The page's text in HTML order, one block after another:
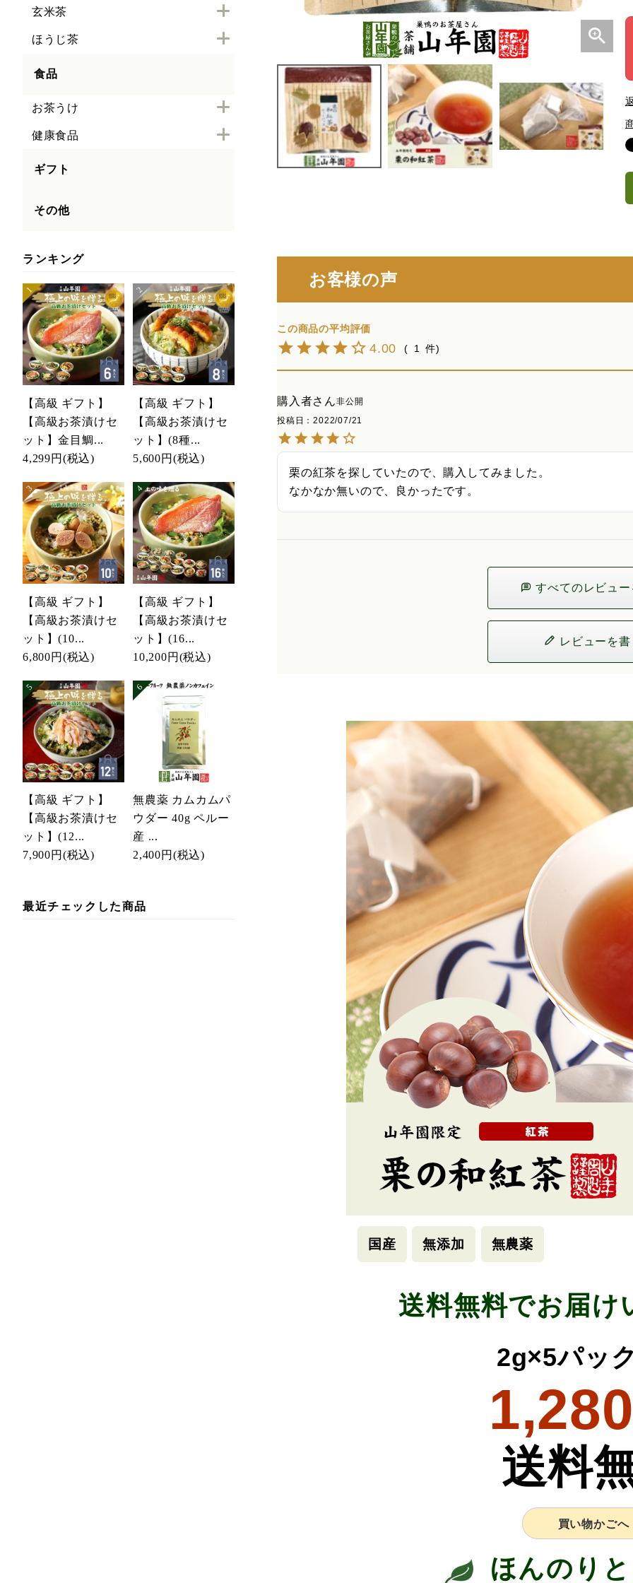
玄米茶
ほうじ茶
食品
お茶うけ
健康食品
ギフト
その他
ランキング
【高級 ギフト】
【高級お茶漬けセ
ット】金目鯛...
4,299円 (税込)
【高級 ギフト】
【高級お茶漬けセ
ット】(8種...
5,600円 (税込)
【高級 ギフト】
【高級お茶漬けセ
ット】(10...
6,800円 (税込)
【高級 ギフト】
【高級お茶漬けセ
ット】(16...
10,200円 (税込)
【高級 ギフト】
【高級お茶漬けセ
ット】(12...
7,900円 (税込)
無農薬 カムカムパ
ウダー 40g ペルー
産 ...
2,400円 (税込)
最近チェックした商品
お客様の声
4.00 1
購入者
非公開
投稿日
2022/07/21
栗の紅茶を探していたので、購入してみました。
なかなか無いので、良かったです。
すべてのレビュ
レビューを書
国産 無添加 無農薬
送料無料でお届け
2g×5パッ
送料
買い物かごへ
ほんのり